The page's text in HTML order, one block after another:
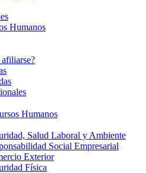
Humanos
afiliarse?
Humanos
Salud Laboral y Ambiente
Social Empresarial
Exterior
Física